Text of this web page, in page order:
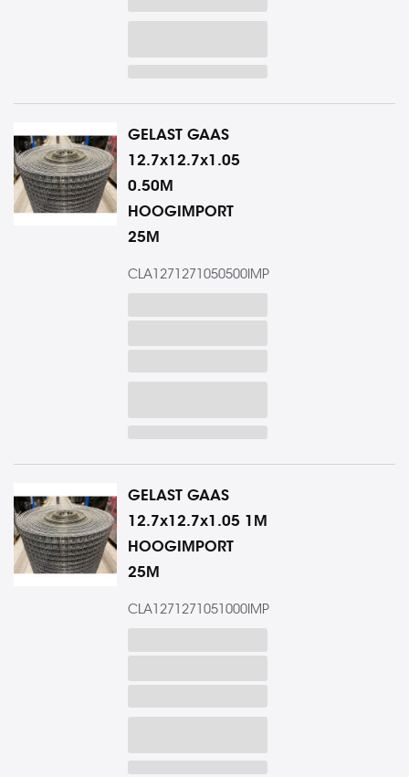
GELAST GAAS
12.7x12.7x1.05
0.50M
HOOGIMPORT
25M
CLA1271271050500IMP
GELAST GAAS
12.7x12.7x1.05 1M
HOOGIMPORT
25M
CLA1271271051000IMP